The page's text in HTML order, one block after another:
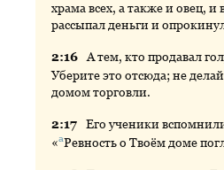
храма всех, а также и овец, и
рассыпал деньги и
2:16 Атем, кто продавал
Уберите это отсюда; не
домом торговли.
2:17 Егоученики
«аРевностьо Твоём доме